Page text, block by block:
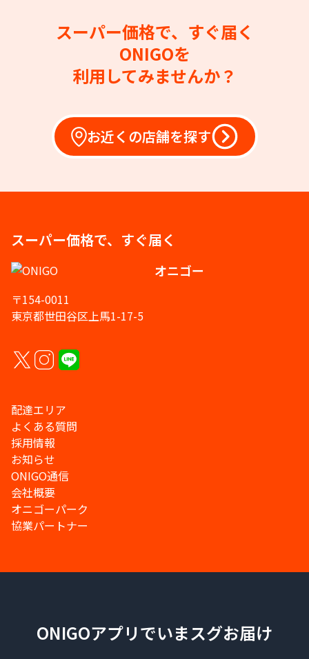
スーパー価格で、すぐ届く
ONIGOを
利用してみませんか？
お近くの店舗を探す
スーパー価格で、すぐ届く
オニゴー
〒154-0011
東京都世田谷区上馬1-17-5
配達エリア
よくある質問
採用情報
お知らせ
ONIGO通信
会社概要
オニゴーパーク
協業パートナー
ONIGOアプリでいまスグお届け